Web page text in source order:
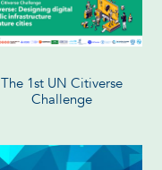
The 1st UN Citiverse
Challenge